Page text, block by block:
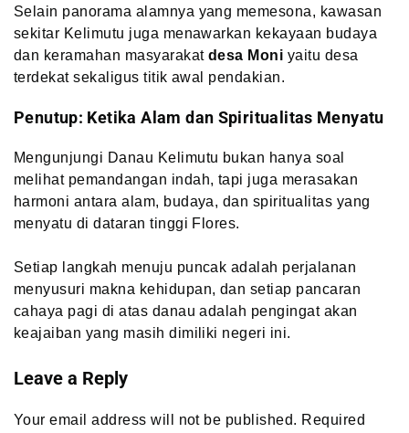
Selain panorama alamnya yang memesona, kawasan
sekitar Kelimutu juga menawarkan kekayaan budaya
dan keramahan masyarakat desa Moni yaitu desa
terdekat sekaligus titik awal pendakian.
Penutup: Ketika Alam dan Spiritualitas Menyatu
Mengunjungi Danau Kelimutu bukan hanya soal
melihat pemandangan indah, tapi juga merasakan
harmoni antara alam, budaya, dan spiritualitas yang
menyatu di dataran tinggi Flores.
Setiap langkah menuju puncak adalah perjalanan
menyusuri makna kehidupan, dan setiap pancaran
cahaya pagi di atas danau adalah pengingat akan
keajaiban yang masih dimiliki negeri ini.
Leave a Reply
Your email address will not be published. Required